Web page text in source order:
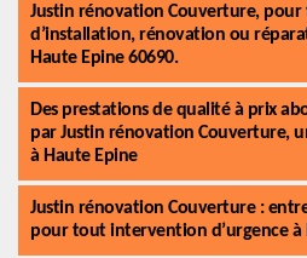
Justin rénovation Couverture, pour
d’installation, rénovation ou
Haute Epine 60690.
Des prestations de qualité à prix
par Justin rénovation Couverture,
à Haute Epine
Justin rénovation Couverture :
pour tout intervention d’urgence à